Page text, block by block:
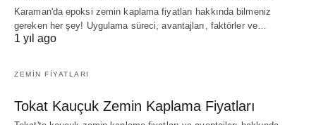
Karaman'da epoksi zemin kaplama fiyatları hakkında bilmeniz
gereken her şey! Uygulama süreci, avantajları, faktörler ve…
1 yıl ago
ZEMIN FIYATLARI
Tokat Kauçuk Zemin Kaplama Fiyatları